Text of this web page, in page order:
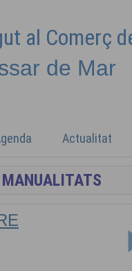
al Comerç
de Mar
Actualitat